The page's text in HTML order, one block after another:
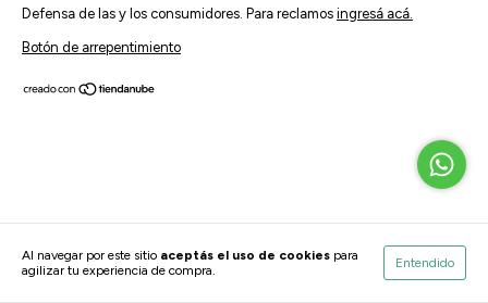
Al navegar por este sitio aceptás el uso de cookies para
agilizar tu experiencia de compra.
Entendido
Defensa de las y los consumidores. Para reclamos ingresá acá.
Botón de arrepentimiento